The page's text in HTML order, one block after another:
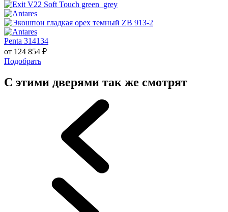
Penta 314134
от 124 854 ₽
Подобрать
С этими дверями так же смотрят